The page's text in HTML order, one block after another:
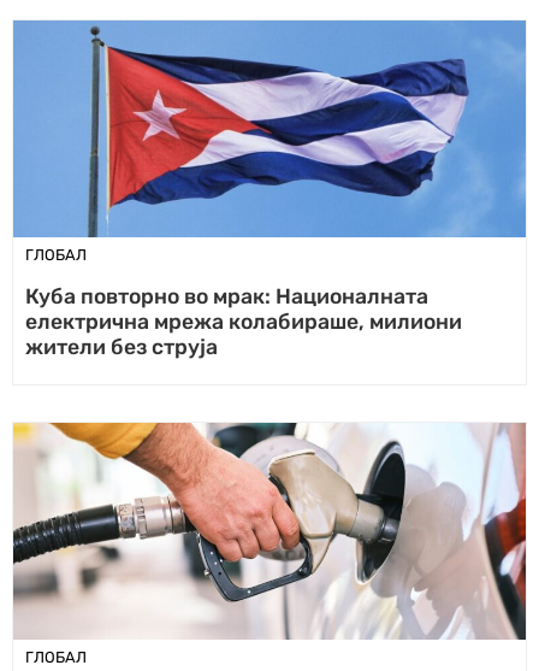
ГЛОБАЛ
Куба повторно во мрак: Националната
електрична мрежа колабираше, милиони
жители без струја
ГЛОБАЛ